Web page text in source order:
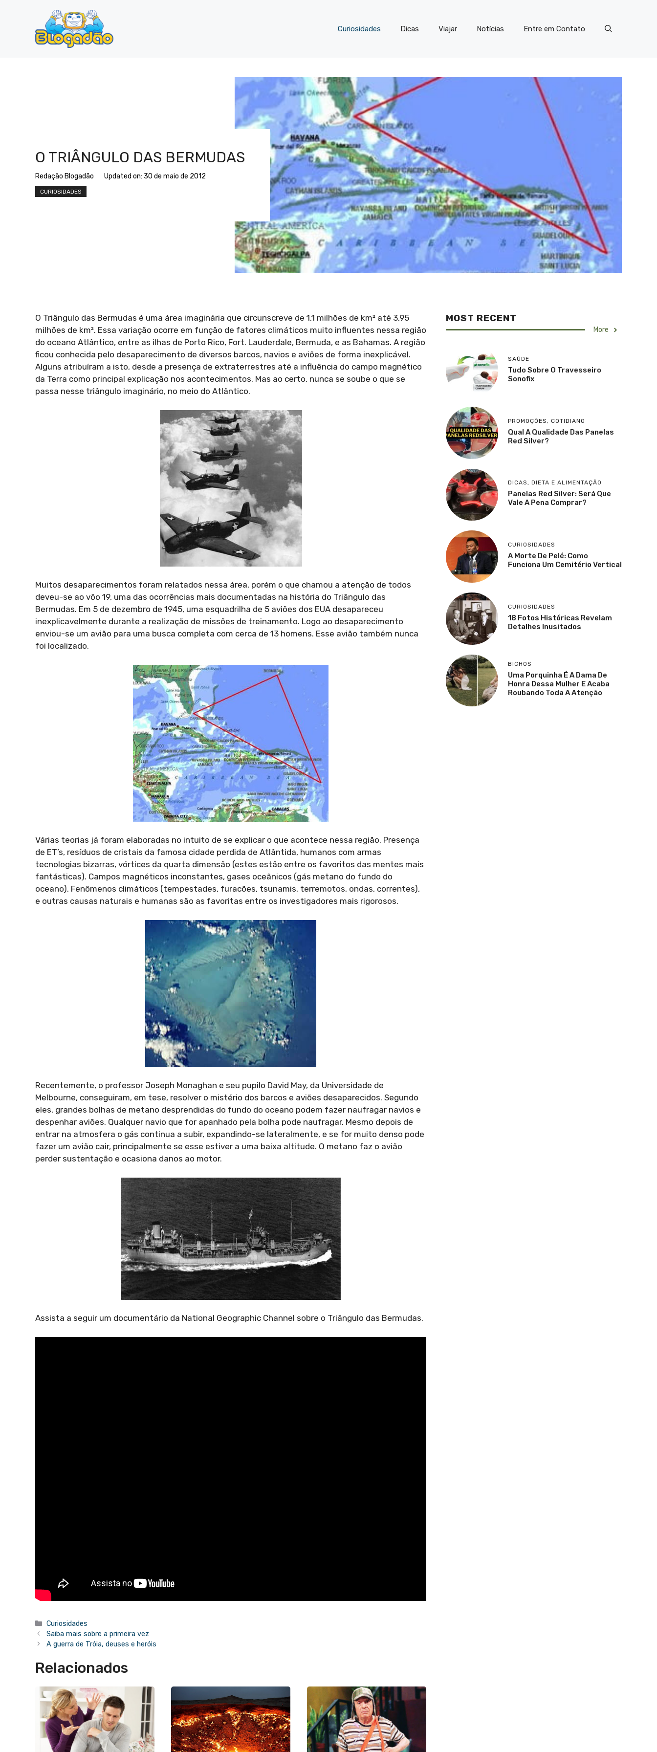
conteúdo
Curiosidades Dicas Viajar Notícias Entre em Contato
O TRIÂNGULO DAS BERMUDAS
Redação Blogadão Updated on: 30 de maio de 2012
CURIOSIDADES
O Triângulo das Bermudas é uma área imaginária que circunscreve de 1,1 milhões de km² até 3,95
milhões de km². Essa variação ocorre em função de fatores climáticos muito influentes nessa região
do oceano Atlântico, entre as ilhas de Porto Rico, Fort. Lauderdale, Bermuda, e as Bahamas. A região
ficou conhecida pelo desaparecimento de diversos barcos, navios e aviões de forma inexplicável.
Alguns atribuíram a isto, desde a presença de extraterrestres até a influência do campo magnético
da Terra como principal explicação nos acontecimentos. Mas ao certo, nunca se soube o que se
passa nesse triângulo imaginário, no meio do Atlântico.
Muitos desaparecimentos foram relatados nessa área, porém o que chamou a atenção de todos
deveu-se ao vôo 19, uma das ocorrências mais documentadas na história do Triângulo das
Bermudas. Em 5 de dezembro de 1945, uma esquadrilha de 5 aviões dos EUA desapareceu
inexplicavelmente durante a realização de missões de treinamento. Logo ao desaparecimento
enviou-se um avião para uma busca completa com cerca de 13 homens. Esse avião também nunca
foi localizado.
Várias teorias já foram elaboradas no intuito de se explicar o que acontece nessa região. Presença
de ET’s, resíduos de cristais da famosa cidade perdida de Atlântida, humanos com armas
tecnologias bizarras, vórtices da quarta dimensão (estes estão entre os favoritos das mentes mais
fantásticas). Campos magnéticos inconstantes, gases oceânicos (gás metano do fundo do
oceano). Fenômenos climáticos (tempestades, furacões, tsunamis, terremotos, ondas, correntes),
e outras causas naturais e humanas são as favoritas entre os investigadores mais rigorosos.
Recentemente, o professor Joseph Monaghan e seu pupilo David May, da Universidade de
Melbourne, conseguiram, em tese, resolver o mistério dos barcos e aviões desaparecidos. Segundo
eles, grandes bolhas de metano desprendidas do fundo do oceano podem fazer naufragar navios e
despenhar aviões. Qualquer navio que for apanhado pela bolha pode naufragar. Mesmo depois de
entrar na atmosfera o gás continua a subir, expandindo-se lateralmente, e se for muito denso pode
fazer um avião cair, principalmente se esse estiver a uma baixa altitude. O metano faz o avião
perder sustentação e ocasiona danos ao motor.
Assista a seguir um documentário da National Geographic Channel sobre o Triângulo das Bermudas.
Categorias
Curiosidades
Saiba mais sobre a primeira vez
A guerra de Tróia, deuses e heróis
Relacionados
MOST RECENT
More
SAÚDE
Tudo Sobre O Travesseiro
Sonofix
PROMOÇÕES , COTIDIANO
Qual A Qualidade Das Panelas
Red Silver?
DICAS, DIETA E ALIMENTAÇÃO
Panelas Red Silver: Será Que
Vale A Pena Comprar?
CURIOSIDADES
A Morte De Pelé: Como
Funciona Um Cemitério Vertical
CURIOSIDADES
18 Fotos Históricas Revelam
Detalhes Inusitados
BICHOS
Uma Porquinha É A Dama De
Honra Dessa Mulher E Acaba
Roubando Toda A Atenção